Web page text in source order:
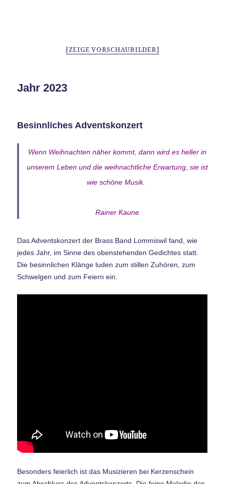
[ZEIGE VORSCHAUBILDER]
Jahr 2023
Besinnliches Adventskonzert
Wenn Weihnachten näher kommt, dann wird es heller in
unserem Leben und die weihnachtliche Erwartung, sie ist
wie schöne Musik.
Rainer Kaune
Das Adventskonzert der Brass Band Lommiswil fand, wie
jedes Jahr, im Sinne des obenstehenden Gedichtes statt.
Die besinnlichen Klänge luden zum stillen Zuhören, zum
Schwelgen und zum Feiern ein.
Besonders feierlich ist das Musizieren bei Kerzenschein